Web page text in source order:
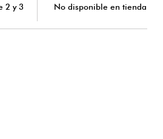
2 y 3
No disponible en tienda